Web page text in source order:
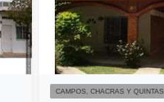
CAMPOS, CHACRAS Y QUINTAS